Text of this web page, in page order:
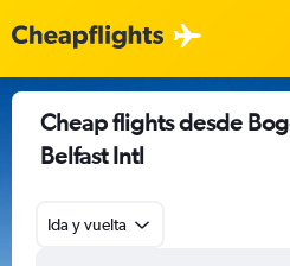
Cheap flights desde
Belfast Intl
Ida y vuelta